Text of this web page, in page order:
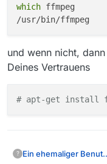
which ffmpeg
und wenn nicht,
Deines Vertrauens
# apt-get install
? Ein